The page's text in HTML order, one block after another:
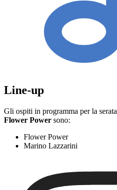
Line-up
Gli ospiti in programma per la serata
Flower Power sono:
Flower Power
Marino Lazzarini